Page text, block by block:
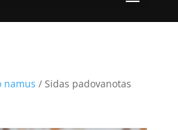
namus / Sidas padovanotas